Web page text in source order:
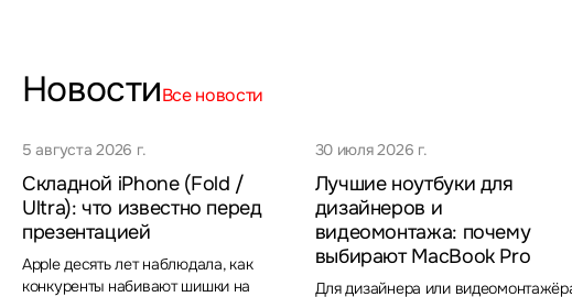
НовостиВсе новости
5 августа 2026 г.
Складной iPhone (Fold /
Ultra): что известно перед
презентацией
Apple десять лет наблюдала, как
конкуренты набивают шишки на
30 июля 2026 г.
Лучшие ноутбуки для
дизайнеров и
видеомонтажа: почему
выбирают MacBook Pro
Для дизайнера или